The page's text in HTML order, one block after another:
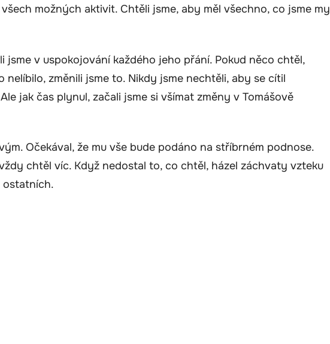
možných aktivit. Chtěli jsme, aby měl všechno, co jsme my
jsme v uspokojování každého jeho přání. Pokud něco chtěl,
nelíbilo, změnili jsme to. Nikdy jsme nechtěli, aby se cítil
jak čas plynul, začali jsme si všímat změny v Tomášově
Očekával, že mu vše bude podáno na stříbrném podnose.
chtěl víc. Když nedostal to, co chtěl, házel záchvaty vzteku
ostatních.